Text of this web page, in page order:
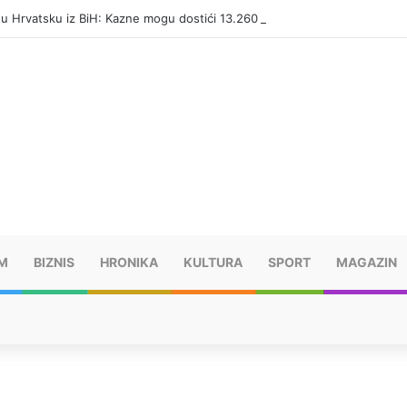
Hrvatsku iz BiH: Kazne mogu dostići 13.260 evra
BIZNIS HRONIKA KULTURA SPORT MAGAZIN